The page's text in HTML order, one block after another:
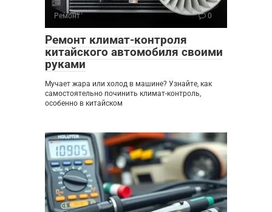
Ремонт 0
Ремонт климат-контроля
китайского автомобиля своими
руками
Мучает жара или холод в машине? Узнайте, как
самостоятельно починить климат-контроль,
особенно в китайском